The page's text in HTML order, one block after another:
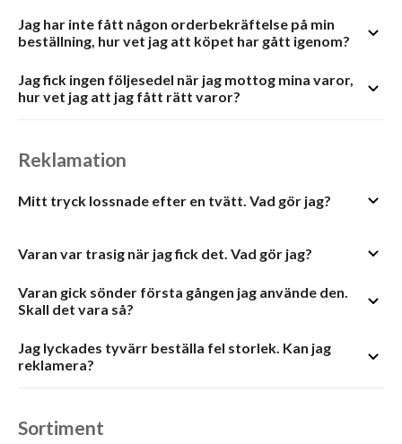
Jag har inte fått någon orderbekräftelse på min
beställning, hur vet jag att köpet har gått igenom?
Jag fick ingen följesedel när jag mottog mina varor,
hur vet jag att jag fått rätt varor?
Reklamation
Mitt tryck lossnade efter en tvätt. Vad gör jag?
Varan var trasig när jag fick det. Vad gör jag?
Varan gick sönder första gången jag använde den.
Skall det vara så?
Jag lyckades tyvärr beställa fel storlek. Kan jag
reklamera?
Sortiment